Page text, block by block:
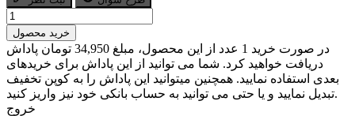
خرید محصول
در صورت خرید 1 عدد از این محصول، مبلغ 34,950 تومان پاداش
دریافت خواهید کرد. شما می توانید از این پاداش برای خریدهای
بعدی استفاده نمایید. همچنین میتوانید این پاداش را به کوپن تخفیف
تبدیل نمایید و یا حتی می توانید به حساب بانکی خود نیز واریز کنید.
خروج